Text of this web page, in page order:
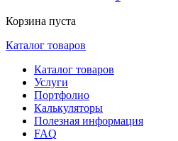
Корзина пуста
Каталог товаров
Каталог товаров
Услуги
Портфолио
Калькуляторы
Полезная информация
FAQ